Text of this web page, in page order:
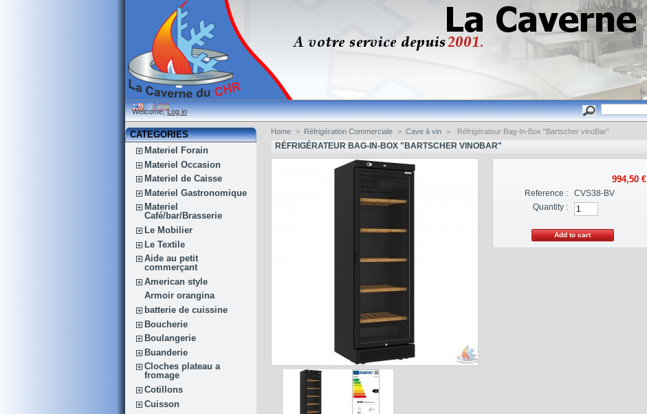
Welcome,Log in
CATEGORIES
Materiel Forain
Materiel Occasion
Materiel de Caisse
Materiel Gastronomique
Materiel
Café/bar/Brasserie
Le Mobilier
Le Textile
Aide au petit
commerçant
American style
Armoir orangina
batterie de cuissine
Boucherie
Boulangerie
Buanderie
Cloches plateau a
fromage
Cotillons
Cuisson
Home > Réfrigération Commerciale > Cave à vin > Réfrigérateur Bag-In-Box "Bartscher vinoBar"
RÉFRIGÉRATEUR BAG-IN-BOX "BARTSCHER VINOBAR"
994,50 €
Reference :
CVS38-BV
Quantity :